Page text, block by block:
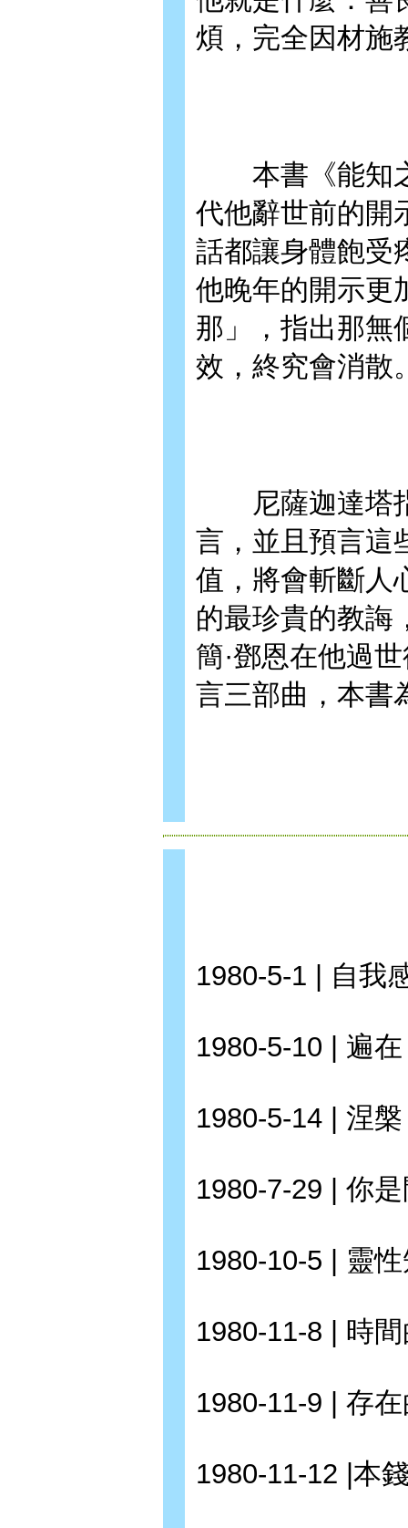
煩，完全因材施
本書《能知之
代他辭世前的開
話都讓身體飽受
他晚年的開示更
那」，指出那無
效，終究會消散
尼薩迦達塔指
言，並且預言這
值，將會斬斷人
的最珍貴的教誨
簡·鄧恩在他過
言三部曲，本書
1980-5-1 | 自我
1980-5-10 | 遍在
1980-5-14 | 涅槃
1980-7-29 | 你
1980-10-5 | 靈
1980-11-8 | 時
1980-11-9 | 存
1980-11-12 |本